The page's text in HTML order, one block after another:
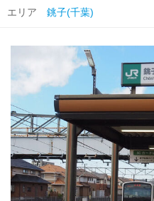
エリア 銚子(千葉)